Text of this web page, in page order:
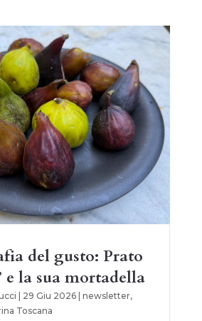
del gusto: Prato
e la sua mortadella
29 Giu 2026| newsletter,
Toscana